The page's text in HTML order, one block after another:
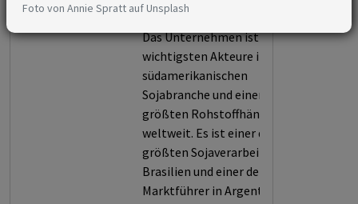
von Agrarrohstoffen befasst.
Das Unternehmen ist einer der
wichtigsten Akteure in der
südamerikanischen
Sojabranche und einer der
größten Rohstoffhändler
weltweit. Es ist einer der
größten Sojaverarbeiter in
Brasilien und einer der
Marktführer in Argentinien,
Foto von Annie Spratt auf Unsplash